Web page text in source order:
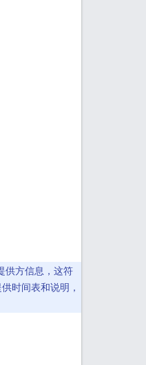
供方信息，这符
时间表和说明，